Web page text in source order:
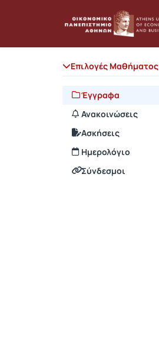
Επιλογές Μαθήματος
Έγγραφα
Ανακοινώσεις
Ασκήσεις
Ημερολόγιο
Σύνδεσμοι